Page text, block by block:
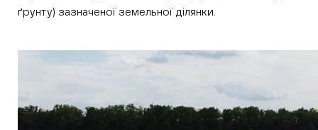
ґрунту) зазначеної земельної ділянки.